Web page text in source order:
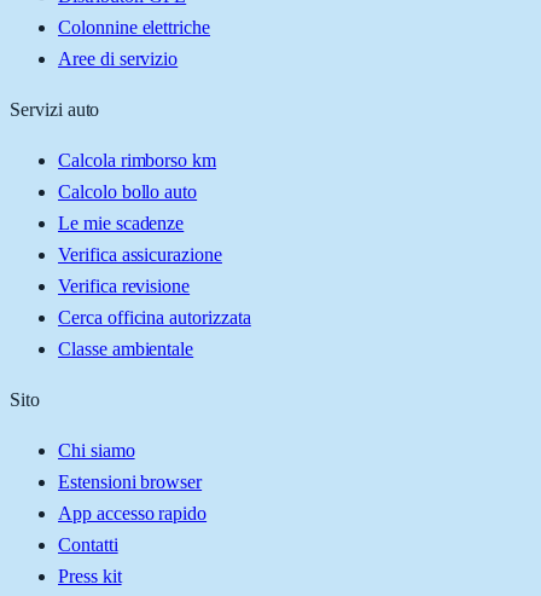
Colonnine elettriche
Aree di servizio
Servizi auto
Calcola rimborso km
Calcolo bollo auto
Le mie scadenze
Verifica assicurazione
Verifica revisione
Cerca officina autorizzata
Classe ambientale
Sito
Chi siamo
Estensioni browser
App accesso rapido
Contatti
Press kit